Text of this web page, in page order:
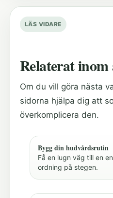
LÄS VIDARE
Relaterat inom
Om du vill göra nästa
sidorna hjälpa dig att
överkomplicera den.
Bygg din hudvårdsrutin
Få en lugn väg till en
ordning på stegen.